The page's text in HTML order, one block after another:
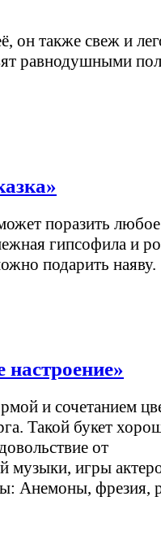
он также свеж и
равнодушными
поразить
гипсофила и
подарить наяву.
настроение»
и сочетанием
Такой букет
от
музыки, игры
Анемоны, фрезия,